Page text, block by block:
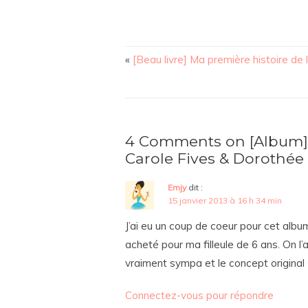
« [Beau livre] Ma première histoire de
4 Comments on
Carole Fives &
Emjy dit :
15 janvier 2013 à 16 h 34 min
J’ai eu un coup de coeur pour cet
acheté pour ma filleule de 6 ans. On
vraiment sympa et le concept original
Connectez-vous pour répondre